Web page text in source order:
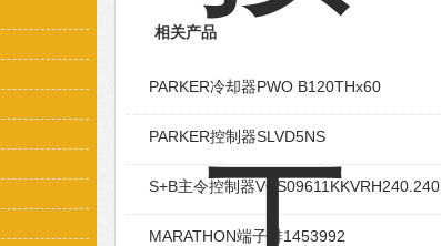
相关产品
PARKER冷却器PWO B120THx60
PARKER控制器SLVD5NS
S+B主令控制器VCS09611KKVRH240.240
MARATHON端子排1453992